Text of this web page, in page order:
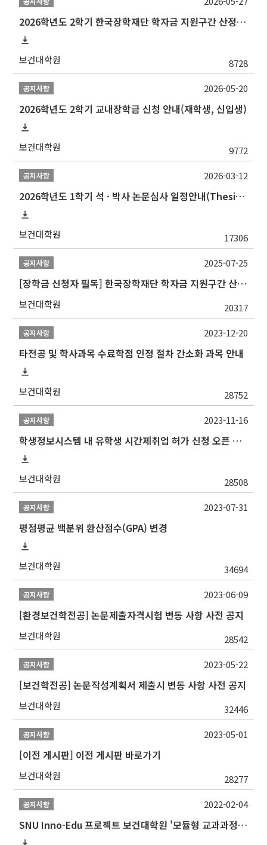
2026학년도 2학기 한국장학재단 학자금 지원구간 산정 신청 안내
보건대학원 8728
공지사항
2026학년도 2학기 교내장학금 신청 안내(재학생, 신입생)
보건대학원 9772
2026-05-20
공지사항
2026학년도 1학기 석 · 박사 논문심사 일정안내(Thesis Defense Schedules)
보건대학원 17306
2026-03-12
공지사항
[장학금 신청자 필독] 한국장학재단 학자금 지원구간 산정 권고
보건대학원 20317
2025-07-25
공지사항
타전공 및 학사과목 수료학점 인정 절차 간소화 과목 안내
보건대학원 28752
2023-12-20
공지사항
학생정보시스템 내 유학생 시간제취업 허가 신청 오픈 안내
보건대학원 28508
2023-11-16
공지사항
평점평균 백분위 환산점수(GPA) 변경
보건대학원 34694
2023-07-31
공지사항
[환경보건학전공] 논문제출자격시험 변동 사항 사전 공지
보건대학원 28542
2023-06-09
공지사항
[보건학전공] 논문작성계획서 제출시 변동 사항 사전 공지
보건대학원 32446
2023-05-22
공지사항
[이전 게시판] 이전 게시판 바로가기
보건대학원 28277
2023-05-01
공지사항
SNU Inno-Edu 프로젝트 보건대학원 '모듈형 교과과정' 안내(revised 2022/2/28)
2022-02-04